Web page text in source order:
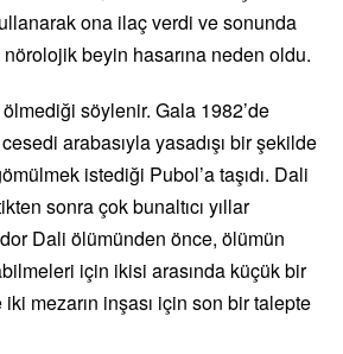
ona ilaç verdi ve sonunda
beyin hasarına neden oldu.
söylenir. Gala 1982’de
arabasıyla yasadışı bir şekilde
istediği Pubol’a taşıdı. Dali
sonra çok bunaltıcı yıllar
Dali ölümünden önce, ölümün
için ikisi arasında küçük bir
iki mezarın inşası için son bir talepte